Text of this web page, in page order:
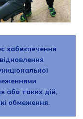
забезпечення
або таких дій,
обмеження.